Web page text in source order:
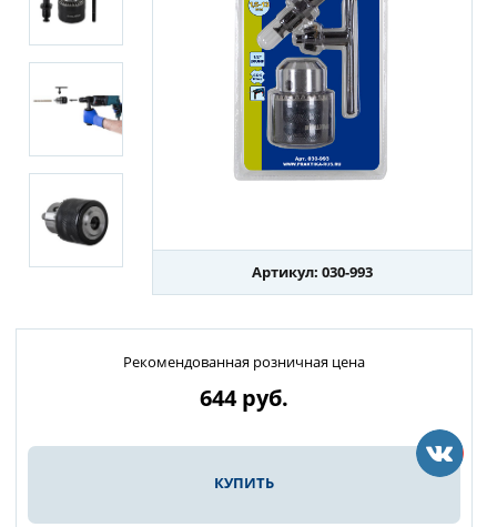
Артикул: 030-993
Рекомендованная розничная цена
644руб.
КУПИТЬ